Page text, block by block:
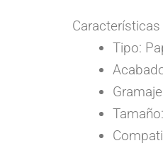
Tipo: